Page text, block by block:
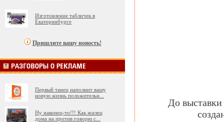
Изготовление табличек в
Екатеринбурге
Пришлите вашу новость!
Первый танец наполнит вашу
новую жизнь положительн
Ну наконец-то!!! Как жилец
дома на против говорю с
До